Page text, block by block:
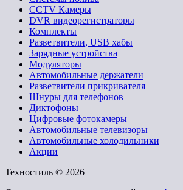
CCTV Камеры
DVR видеорегистраторы
Комплекты
Разветвители, USB хабы
Зарядные устройства
Модуляторы
Автомобильные держатели
Разветвители прикривателя
Шнуры для телефонов
Диктофоны
Цифровые фотокамеры
Автомобильные телевизоры
Автомобильные холодильники
Акции
Техностиль © 2026